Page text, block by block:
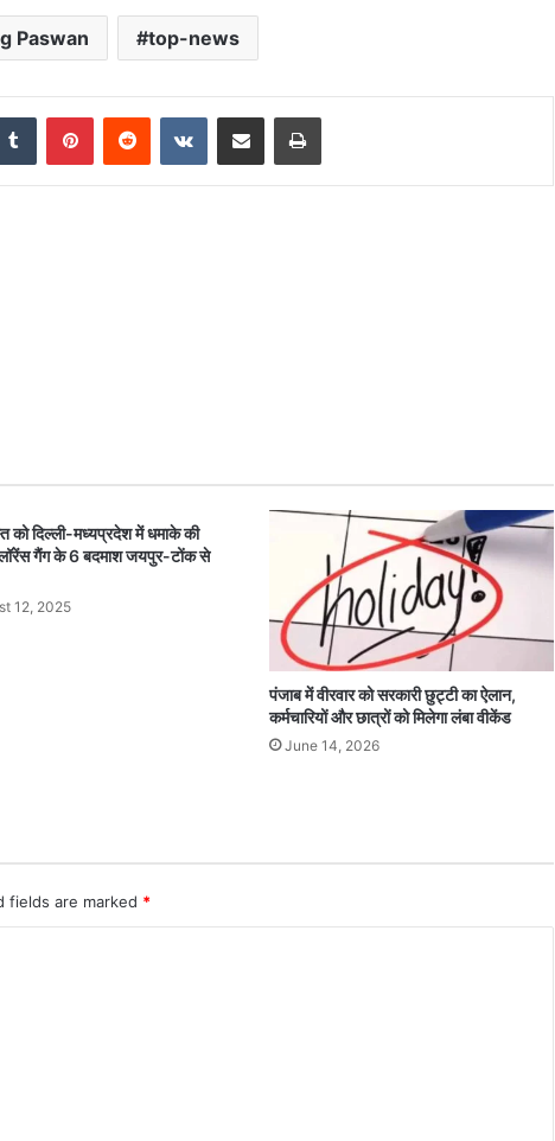
Paswan top-news
Tumblr PinterestReddit VKontakteShare via Email Print
को दिल्ली-मध्यप्रदेश में धमाके की
गैंग के 6 बदमाश जयपुर-टोंक से
12, 2025
पंजाब में वीरवार को सरकारी छुट्टी का ऐलान,
कर्मचारियों और छात्रों को मिलेगा लंबा वीकेंड
June 14, 2026
fields are marked *